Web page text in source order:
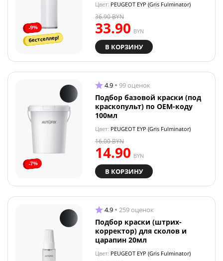
-9%
бестселлер!
Цвет: PEUGEOT EYP (Gris Fulminator)
33.90 BYN
36.90BYN
В КОРЗИНУ
-7%
4.9 99 оценок
Подбор базовой краски (под
краскопульт) по OEM-коду
100мл
Цвет: PEUGEOT EYP (Gris Fulminator)
14.90 BYN
16.00BYN
В КОРЗИНУ
4.9 259 оценок
Подбор краски (штрих-
корректор) для сколов и
царапин 20мл
Цвет: PEUGEOT EYP (Gris Fulminator)